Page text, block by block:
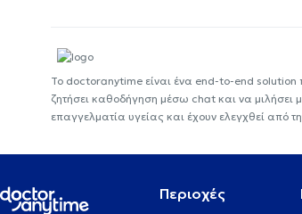
Το doctoranytime είναι ένα end-to-end solution
ζητήσει καθοδήγηση μέσω chat και να μιλήσει
επαγγελματία υγείας και έχουν ελεγχθεί από
Περιοχές